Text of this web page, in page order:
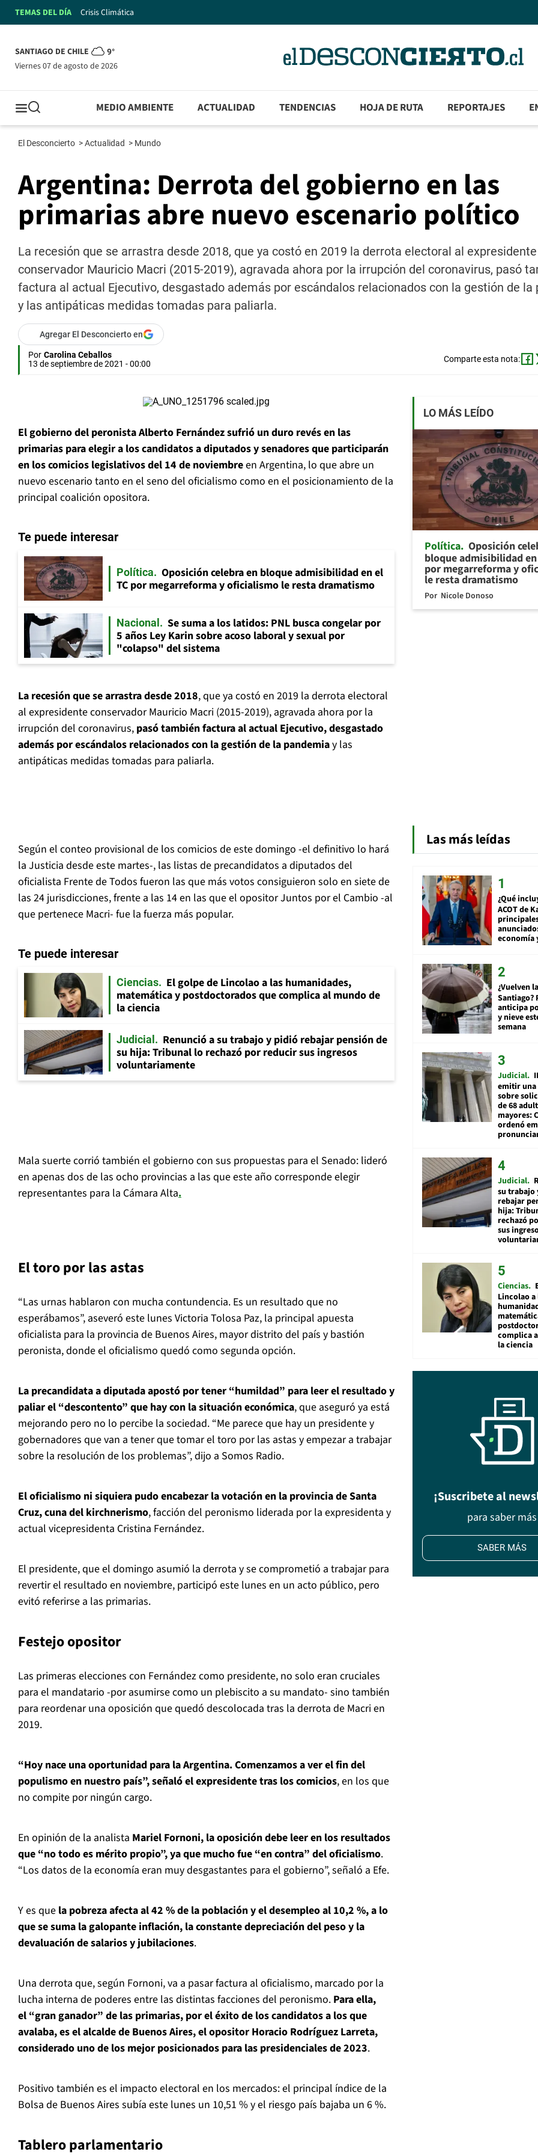
TEMAS DEL DÍA Crisis Climática
SANTIAGO DE CHILE 9°
viernes 07 de agosto de 2026
MEDIO AMBIENTE ACTUALIDAD TENDENCIAS HOJA DE RUTA REPORTAJES
El Desconcierto >Actualidad > Mundo
Argentina: Derrota del gobierno en las
primarias abre nuevo escenario político
La recesión que se arrastra desde 2018, que ya costó en 2019 la derrota electoral al expresidente
conservador Mauricio Macri (2015-2019), agravada ahora por la irrupción del coronavirus, pasó
factura al actual Ejecutivo, desgastado además por escándalos relacionados con la gestión de la
y las antipáticas medidas tomadas para paliarla.
Agregar El Desconcierto en
Por Carolina Ceballos
13 de septiembre de 2021 - 00:00
Comparte esta nota:
El gobierno del peronista Alberto Fernández sufrió un duro revés en las
primarias para elegir a los candidatos a diputados y senadores que participarán
en los comicios legislativos del 14 de noviembreen Argentina, lo que abre un
nuevo escenario tanto en el seno del oficialismo como en el posicionamiento de la
principal coalición opositora.
Te puede interesar
Política
Oposición celebra en bloque admisibilidad en el
TC por megarreforma y oficialismo le resta dramatismo
Nacional
Se suma a los latidos: PNL busca congelar por
5 años Ley Karin sobre acoso laboral y sexual por
"colapso" del sistema
La recesión que se arrastra desde 2018, que ya costó en 2019 la derrota electoral
al expresidente conservador Mauricio Macri (2015-2019), agravada ahora por la
irrupción del coronavirus, pasó también factura al actual Ejecutivo, desgastado
además por escándalos relacionados con la gestión de la pandemiay las
antipáticas medidas tomadas para paliarla.
Según el conteo provisional de los comicios de este domingo -el definitivo lo hará
la Justicia desde este martes-, las listas de precandidatos a diputados del
oficialista Frente de Todos fueron las que más votos consiguieron solo en siete de
las 24 jurisdicciones, frente a las 14 en las que el opositor Juntos por el Cambio -al
que pertenece Macri- fue la fuerza más popular.
Te puede interesar
Ciencias
El golpe de Lincolao a las humanidades,
matemática y postdoctorados que complica al mundo de
la ciencia
Judicial
Renunció a su trabajo y pidió rebajar pensión de
su hija: Tribunal lo rechazó por reducir sus ingresos
voluntariamente
Mala suerte corrió también el gobierno con sus propuestas para el Senado: lideró
en apenas dos de las ocho provincias a las que este año corresponde elegir
representantes para la Cámara Alta.
El toro por las astas
“Las urnas hablaron con mucha contundencia. Es un resultado que no
esperábamos”, aseveró este lunes Victoria Tolosa Paz, la principal apuesta
oficialista para la provincia de Buenos Aires, mayor distrito del país y bastión
peronista, donde el oficialismo quedó como segunda opción.
La precandidata a diputada apostó por tener “humildad” para leer el resultado y
paliar el “descontento” que hay con la situación económica, que aseguró ya está
mejorando pero no lo percibe la sociedad. “Me parece que hay un presidente y
gobernadores que van a tener que tomar el toro por las astas y empezar a trabajar
sobre la resolución de los problemas”, dijo a Somos Radio.
El oficialismo ni siquiera pudo encabezar la votación en la provincia de Santa
Cruz, cuna del kirchnerismo, facción del peronismo liderada por la expresidenta y
actual vicepresidenta Cristina Fernández.
El presidente, que el domingo asumió la derrota y se comprometió a trabajar para
revertir el resultado en noviembre, participó este lunes en un acto público, pero
evitó referirse a las primarias.
Festejo opositor
Las primeras elecciones con Fernández como presidente, no solo eran cruciales
para el mandatario -por asumirse como un plebiscito a su mandato- sino también
para reordenar una oposición que quedó descolocada tras la derrota de Macri en
2019.
“Hoy nace una oportunidad para la Argentina. Comenzamos a ver el fin del
populismo en nuestro país”, señaló el expresidente tras los comicios, en los que
no compite por ningún cargo.
En opinión de la analista Mariel Fornoni, la oposición debe leer en los resultados
que “no todo es mérito propio”, ya que mucho fue “en contra” del oficialismo.
“Los datos de la economía eran muy desgastantes para el gobierno”, señaló a Efe.
Y es que la pobreza afecta al 42 % de la población y el desempleo al 10,2 %, a lo
que se suma la galopante inflación, la constante depreciación del peso y la
devaluación de salarios y jubilaciones.
Una derrota que, según Fornoni, va a pasar factura al oficialismo, marcado por la
lucha interna de poderes entre las distintas facciones del peronismo. Para ella,
el “gran ganador” de las primarias, por el éxito de los candidatos a los que
avalaba, es el alcalde de Buenos Aires, el opositor Horacio Rodríguez Larreta,
considerado uno de los mejor posicionados para las presidenciales de 2023.
Positivo también es el impacto electoral en los mercados: el principal índice de la
Bolsa de Buenos Aires subía este lunes un 10,51 % y el riesgo país bajaba un 6 %.
Tablero parlamentario
LO MÁS LEÍDO
Política Oposición
bloque admisibilidad en
por megarreforma y
le resta dramatismo
Por Nicole Donoso
Las más leídas
¿Qué
ACOT de
economía
¿Vuelven
Santiago?
anticipa
y nieve
semana
Judicial
emitir
sobre
de 68
mayores:
ordenó
Judicial
su trabajo
rebajar
hija:
rechazó
sus
Ciencias
Lincolao a
complica
la ciencia
¡Suscribete al
para saber más
SABER MÁS